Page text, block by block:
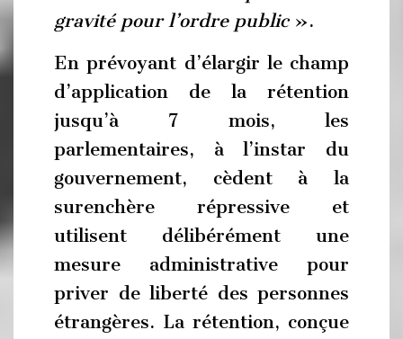
gravité pour l’ordre public».
En prévoyant d’élargir le champ
d’application de la rétention
jusqu’à 7 mois, les
parlementaires, à l’instar du
gouvernement, cèdent à la
surenchère répressive et
utilisent délibérément une
mesure administrative pour
priver de liberté des personnes
étrangères. La rétention, conçue